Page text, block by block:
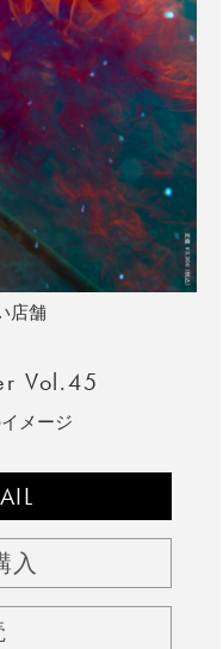
店舗
Vol.45
メージ
入